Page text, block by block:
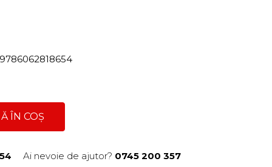
ÎN COȘ
Ai nevoie de ajutor? 0745 200 357